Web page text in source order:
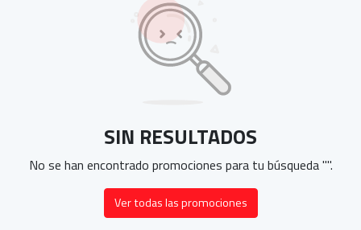
SIN RESULTADOS
No se han encontrado promociones para tu búsqueda "".
Ver todas las promociones